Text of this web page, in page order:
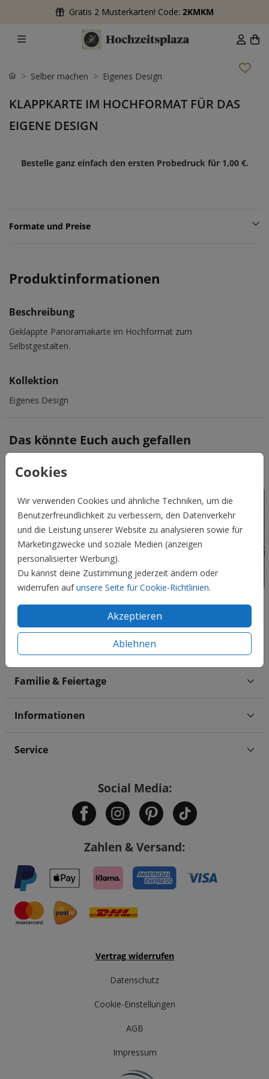
Gratis 2 Musterkarten! Code: 2KMKM
Cookies
Wir verwenden Cookies und ähnliche Techniken, um die
Benutzerfreundlichkeit zu verbessern, den Datenverkehr
und die Leistung unserer Website zu analysieren sowie für
Marketingzwecke und soziale Medien (anzeigen
personalisierter Werbung).
Du kannst deine Zustimmung jederzeit ändern oder
widerrufen aufunsere Seite für Cookie-Richtlinien.
Akzeptieren
Ablehnen
Selber machen Eigenes Design
KLAPPKARTE IM HOCHFORMAT FÜR DAS
EIGENE DESIGN
Bestelle ganz einfach den ersten Probedruck für 1,00 €.
Formate und Preise
Produktinformationen
Beschreibung
Geklappte Panoramakarte im Hochformat zum
Selbstgestalten.
Kollektion
Eigenes Design
Das könnte Euch auch gefallen
Familie & Feiertage
Informationen
Service
Social Media:
Zahlen & Versand:
Vertrag widerrufen
Datenschutz
Cookie-Einstellungen
AGB
Impressum